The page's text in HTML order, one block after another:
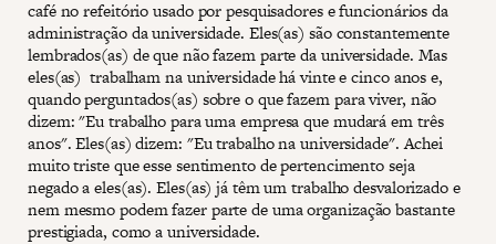
café no refeitório usado por pesquisadores e funcionários da
administração da universidade. Eles(as) são constantemente
lembrados(as) de que não fazem parte da universidade. Mas
eles(as) trabalham na universidade há vinte e cinco anos e,
quando perguntados(as) sobre o que fazem para viver, não
dizem: "Eu trabalho para uma empresa que mudará em três
anos". Eles(as) dizem: "Eu trabalho na universidade". Achei
muito triste que esse sentimento de pertencimento seja
negado a eles(as). Eles(as) já têm um trabalho desvalorizado e
nem mesmo podem fazer parte de uma organização bastante
prestigiada, como a universidade.